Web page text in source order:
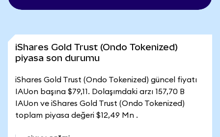
iShares Gold Trust (Ondo Tokenized)
piyasa son durumu
iShares Gold Trust (Ondo Tokenized) güncel fiyatı
IAUon başına $79,11. Dolaşımdaki arzı 157,70 B
IAUon ve iShares Gold Trust (Ondo Tokenized)
toplam piyasa değeri $12,49 Mn .